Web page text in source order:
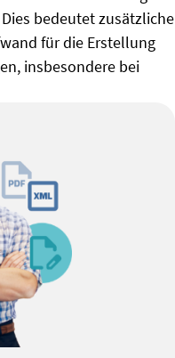
bedeutet zusätzliche
für die Erstellung
insbesondere bei